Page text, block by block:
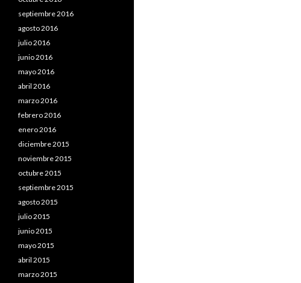
septiembre 2016
agosto 2016
julio 2016
junio 2016
mayo 2016
abril 2016
marzo 2016
febrero 2016
enero 2016
diciembre 2015
noviembre 2015
octubre 2015
septiembre 2015
agosto 2015
julio 2015
junio 2015
mayo 2015
abril 2015
marzo 2015